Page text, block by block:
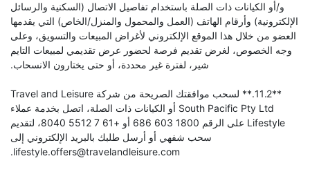
و/أو الكيانات ذات الصلة باستخدام تفاصيل الاتصال (السكنية والرسائل
الإلكترونية) وأرقام الهاتف (العمل والمحمول والمنزل/الخاص) التي يقدمها
العضو من خلال هذا الموقع الإلكتروني لأغراض المبيعات والتسويق، وعلى
وجه الخصوص، لغرض تقديم فرصة لحضور عرض تقديمي لمبيعات التايم
شير، لفترة غير محددة، أو حتى يختارون الانسحاب.
**11.2.** لسحب موافقتك الصريحة من شركة Travel and Leisure
South Pacific Pty Ltd أو الكيانات ذات الصلة، اتصل بخدمة عملاء
Lifestyle على الرقم 1800 603 686 أو +61 7 5512 8040، لتقديم
سحب شفهي أو أرسل طلبك بالبريد الإلكتروني إلى
lifestyle.offers@travelandleisure.com.